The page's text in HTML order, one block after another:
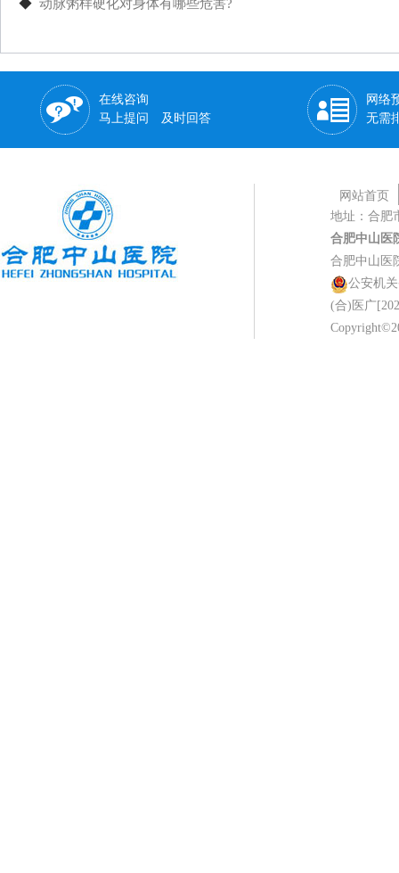
◆ 动脉粥样硬化对身体有哪些危害?
在线咨询
马上提问 及时回答
网络
无需
网站首页
地址：合肥
合肥中山医
合肥中山医
公安机关
(合)医广